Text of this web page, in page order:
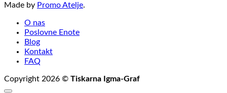
Made by Promo Atelje.
O nas
Poslovne Enote
Blog
Kontakt
FAQ
Copyright 2026 © Tiskarna Igma-Graf